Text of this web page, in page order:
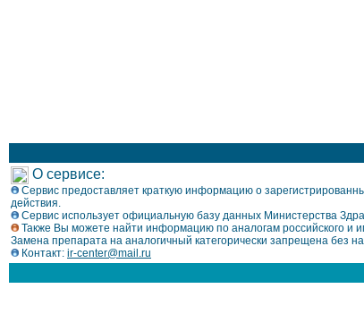
О сервисе:
Сервис предоставляет краткую информацию о
действия.
Сервис использует официальную базу данных Министерства
Также Вы можете найти информацию по аналогам российского и
Замена препарата на аналогичный категорически запрещена без
Контакт: ir-center@mail.ru